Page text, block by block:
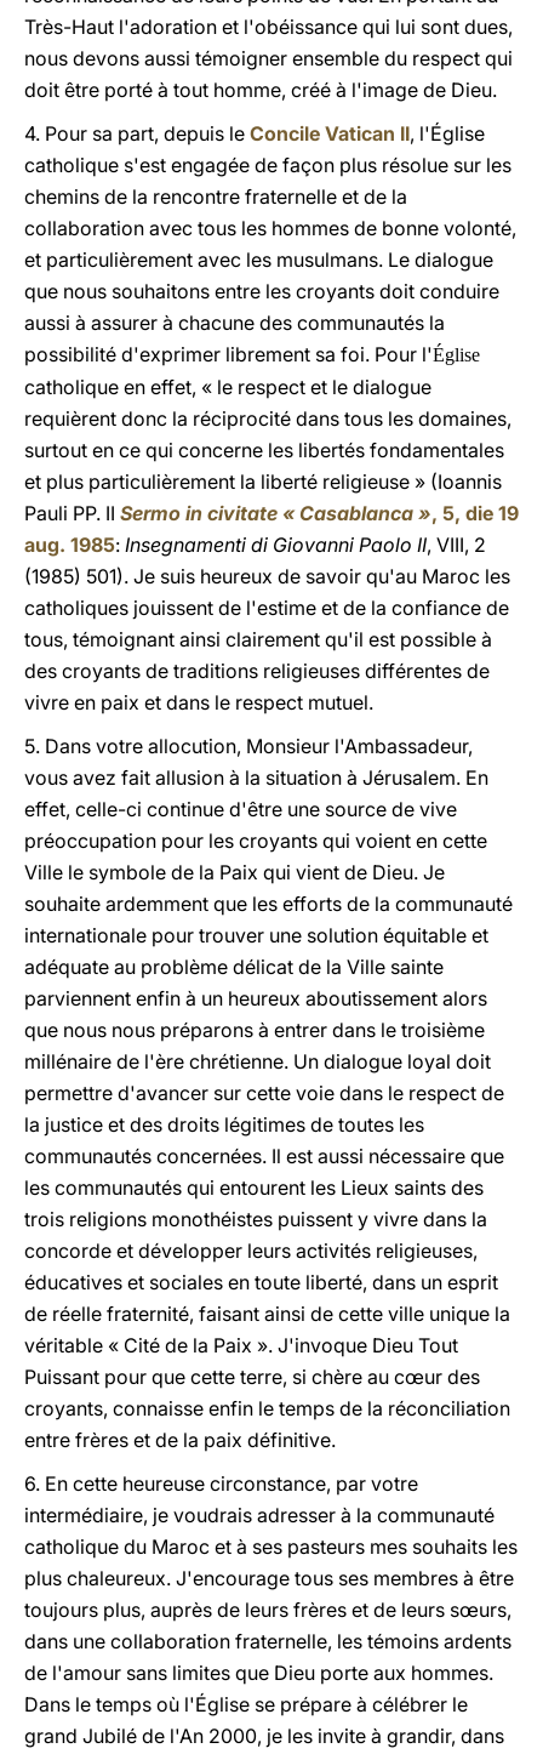
Très-Haut l'adoration et l'obéissance qui lui sont dues,
nous devons aussi témoigner ensemble du respect qui
doit être porté à tout homme, créé à l'image de Dieu.
4. Pour sa part, depuis le Concile Vatican II, l'Église
catholique s'est engagée de façon plus résolue sur les
chemins de la rencontre fraternelle et de la
collaboration avec tous les hommes de bonne volonté,
et particulièrement avec les musulmans. Le dialogue
que nous souhaitons entre les croyants doit conduire
aussi à assurer à chacune des communautés la
possibilité d'exprimer librement sa foi. Pour l'Église
catholique en effet, « le respect et le dialogue
requièrent donc la réciprocité dans tous les domaines,
surtout en ce qui concerne les libertés fondamentales
et plus particulièrement la liberté religieuse » (Ioannis
Pauli PP. II Sermo in civitate « Casablanca », 5, die 19
aug. 1985: Insegnamenti di Giovanni Paolo II, VIII, 2
(1985) 501). Je suis heureux de savoir qu'au Maroc les
catholiques jouissent de l'estime et de la confiance de
tous, témoignant ainsi clairement qu'il est possible à
des croyants de traditions religieuses différentes de
vivre en paix et dans le respect mutuel.
5. Dans votre allocution, Monsieur l'Ambassadeur,
vous avez fait allusion à la situation à Jérusalem. En
effet, celle-ci continue d'être une source de vive
préoccupation pour les croyants qui voient en cette
Ville le symbole de la Paix qui vient de Dieu. Je
souhaite ardemment que les efforts de la communauté
internationale pour trouver une solution équitable et
adéquate au problème délicat de la Ville sainte
parviennent enfin à un heureux aboutissement alors
que nous nous préparons à entrer dans le troisième
millénaire de l'ère chrétienne. Un dialogue loyal doit
permettre d'avancer sur cette voie dans le respect de
la justice et des droits légitimes de toutes les
communautés concernées. Il est aussi nécessaire que
les communautés qui entourent les Lieux saints des
trois religions monothéistes puissent y vivre dans la
concorde et développer leurs activités religieuses,
éducatives et sociales en toute liberté, dans un esprit
de réelle fraternité, faisant ainsi de cette ville unique la
véritable « Cité de la Paix ». J'invoque Dieu Tout
Puissant pour que cette terre, si chère au cœur des
croyants, connaisse enfin le temps de la réconciliation
entre frères et de la paix définitive.
6. En cette heureuse circonstance, par votre
intermédiaire, je voudrais adresser à la communauté
catholique du Maroc et à ses pasteurs mes souhaits les
plus chaleureux. J'encourage tous ses membres à être
toujours plus, auprès de leurs frères et de leurs sœurs,
dans une collaboration fraternelle, les témoins ardents
de l'amour sans limites que Dieu porte aux hommes.
Dans le temps où l'Église se prépare à célébrer le
grand Jubilé de l'An 2000, je les invite à grandir, dans